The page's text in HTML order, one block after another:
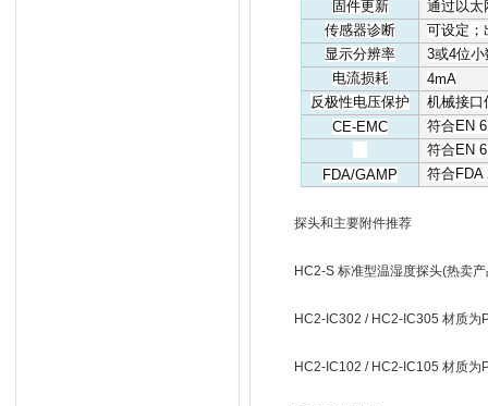
固件更新
通过以太
传感器诊断
可设定；
显示分辨率
3或4位小
电流损耗
4mA
反极性电压保护
机械接口
CE-EMC
符合EN
符合EN
FDA/GAMP
符合
探头和主要附件推荐
HC2-S 标准型温湿度探头(热卖
HC2-IC302 / HC2-IC305 材质
HC2-IC102 / HC2-IC105 材质